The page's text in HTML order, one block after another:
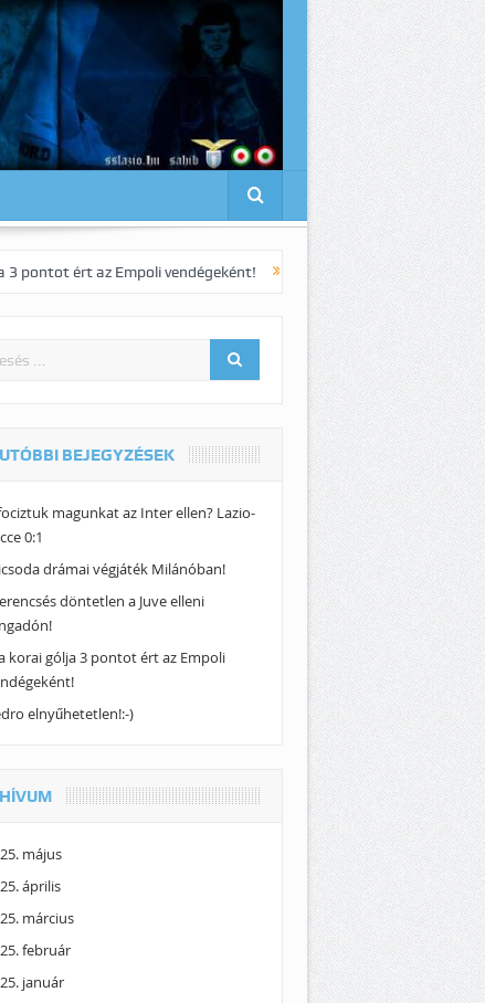
Empoli vendégeként! Pedro elnyűhetetlen!:-) 1-1-s
BEJEGYZÉSEK
magunkat az Inter ellen? Lazio-
0:1
drámai végjáték Milánóban!
döntetlen a Juve elleni
korai gólja 3 pontot ért az Empoli
elnyűhetetlen!:-)
május
április
március
február
január